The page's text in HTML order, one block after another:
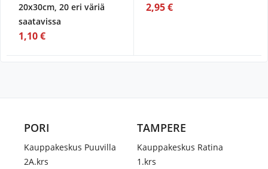
20x30cm, 20 eri väriä
saatavissa
1,10 €
2,95 €
PORI
Kauppakeskus Puuvilla
2A.krs
TAMPERE
Kauppakeskus Ratina
1.krs